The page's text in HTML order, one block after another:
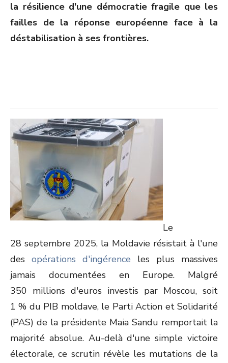
la résilience d'une démocratie fragile que les
failles de la réponse européenne face à la
déstabilisation à ses frontières.
Le
28 septembre 2025, la Moldavie résistait à l'une
des opérations d'ingérence les plus massives
jamais documentées en Europe. Malgré
350 millions d'euros investis par Moscou, soit
1 % du PIB moldave, le Parti Action et Solidarité
(PAS) de la présidente Maia Sandu remportait la
majorité absolue. Au-delà d'une simple victoire
électorale, ce scrutin révèle les mutations de la